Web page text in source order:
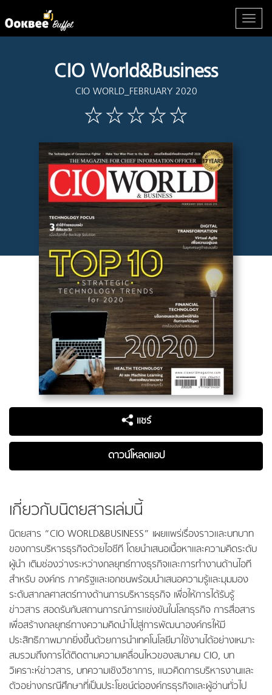
CIO World&Business
CIO WORLD_FEBRUARY 2020
แชร์
ดาวน์โหลดแอป
เกี่ยวกับนิตยสารเล่มนี้
นิตยสาร “CIO WORLD&BUSINESS” เผยแพร่เรื่องราวและบทบาท
ของการบริหารธุรกิจด้วยไอซีที โดยนำเสนอเนื้อหาและความคิดระดับ
ผู้นำ เติมช่องว่างระหว่างกลยุทธ์ทางธุรกิจและการทำงานด้านไอที
สำหรับ องค์กร ภาครัฐและเอกชนพร้อมนำเสนอความรู้และมุมมอง
ระดับสากลศาสตร์ทางด้านการบริหารธุรกิจ เพื่อให้การได้รับรู้
ข่าวสาร สอดรับกับสถานการณ์การแข่งขันในโลกธุรกิจ การสื่อสาร
เพื่อสร้างกลยุทธ์ทางความคิดนำไปสู่การพัฒนาองค์กรให้มี
ประสิทธิภาพมากยิ่งขึ้นด้วยการนำเทคโนโลยีมาใช้งานได้อย่างเหมาะ
สมรวมถึงการได้ติดตามความเคลื่อนไหวของสมาคม CIO, บท
วิเคราะห์ข่าวสาร, บทความเชิงวิชาการ, แนวคิดการบริหารงานและ
ตัวอย่างกรณีศึกษาที่เป็นประโยชน์ต่อองค์กรธุรกิจและผู้อ่านทั่วไป